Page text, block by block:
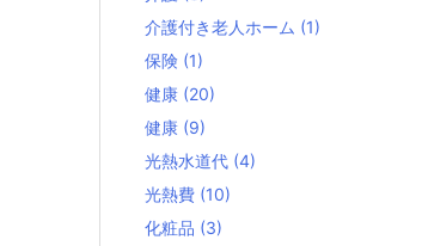
介護付き老人ホーム (1)
保険 (1)
健康 (20)
健康 (9)
光熱水道代 (4)
光熱費 (10)
化粧品 (3)